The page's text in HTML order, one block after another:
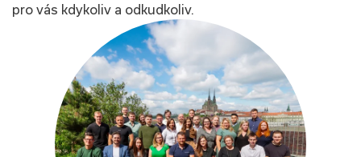
pro vás kdykoliv a odkudkoliv.